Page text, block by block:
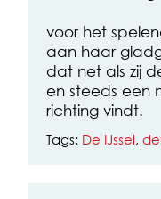
voor het
aan haar
dat net als zij
en steeds een
richting vindt.
Tags: De IJssel,